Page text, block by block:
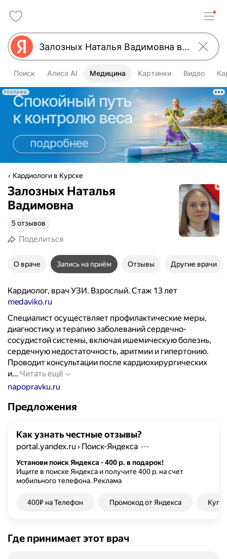
Поиск Алиса AI Медицина Картинки Видео
РЕКЛАМА
Кардиологи в Курске
Залозных Наталья
Вадимовна
5 отзывов
Поделиться
О враче Запись на приём Отзывы Другие врачи
Кардиолог, врач УЗИ. Взрослый. Стаж 13 лет
medaviko.ru
Специалист осуществляет профилактические меры,
диагностику и терапию заболеваний сердечно-
сосудистой системы, включая ишемическую болезнь,
сердечную недостаточность, аритмии и гипертонию.
Проводит консультации после кардиохирургических
и… Читать ещё
ц
л
и
с
т
о
у
щ
с
napopravku.ru
Предложения
Как узнать честные отзывы?
portal.yandex.ru › Поиск-Яндекса
Установи поиск Яндекса - 400 р. в подарок!
Ищите в поиске Яндекса и получите 400 р. на счет
мобильного телефона. Реклама
400₽ на Телефон Промокод от Яндекса
Где принимает этот врач